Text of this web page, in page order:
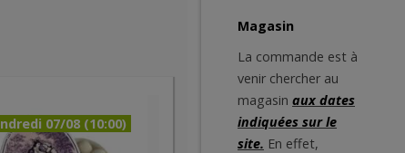
07/08 (10:00)
Magasin
La commande est à
venir chercher au
magasin aux dates
indiquées sur le
site. En effet,